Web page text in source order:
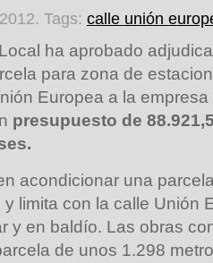
Tags: calle unión
ha aprobado
para zona de
Europea a la
presupuesto de
acondicionar una
y limita con la calle Unión
y en baldío. Las obras
de unos 1.298